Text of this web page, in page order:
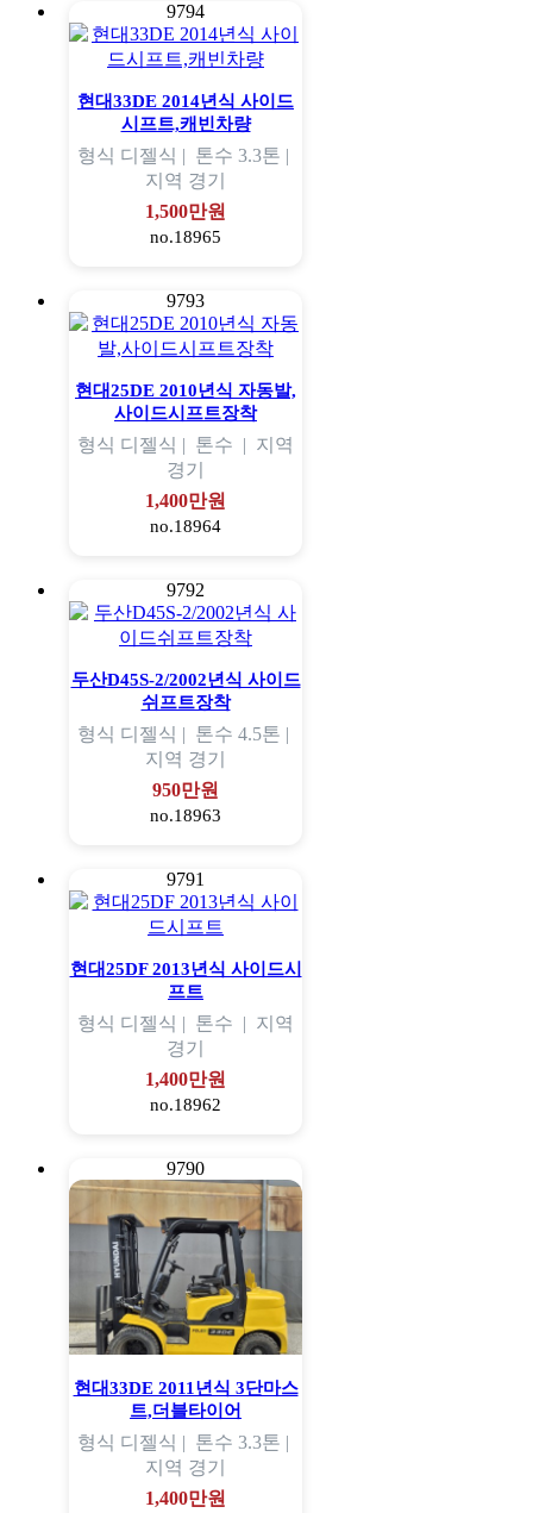
9794
현대33DE 2014년식 사이드
시프트,캐빈차량
형식 디젤식 | 톤수 3.3톤 |
지역 경기
1,500만원
no.18965
9793
현대25DE 2010년식 자동발,
사이드시프트장착
형식 디젤식 | 톤수 | 지역
경기
1,400만원
no.18964
9792
두산D45S-2/2002년식 사이드
쉬프트장착
형식 디젤식 | 톤수 4.5톤 |
지역 경기
950만원
no.18963
9791
현대25DF 2013년식 사이드시
프트
형식 디젤식 | 톤수 | 지역
경기
1,400만원
no.18962
9790
현대33DE 2011년식 3단마스
트,더블타이어
형식 디젤식 | 톤수 3.3톤 |
지역 경기
1,400만원